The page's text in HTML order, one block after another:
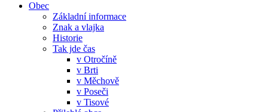
Obec
Základní informace
Znak a vlajka
Historie
Tak jde čas
v Otročíně
v Brti
v Měchově
v Poseči
v Tisové